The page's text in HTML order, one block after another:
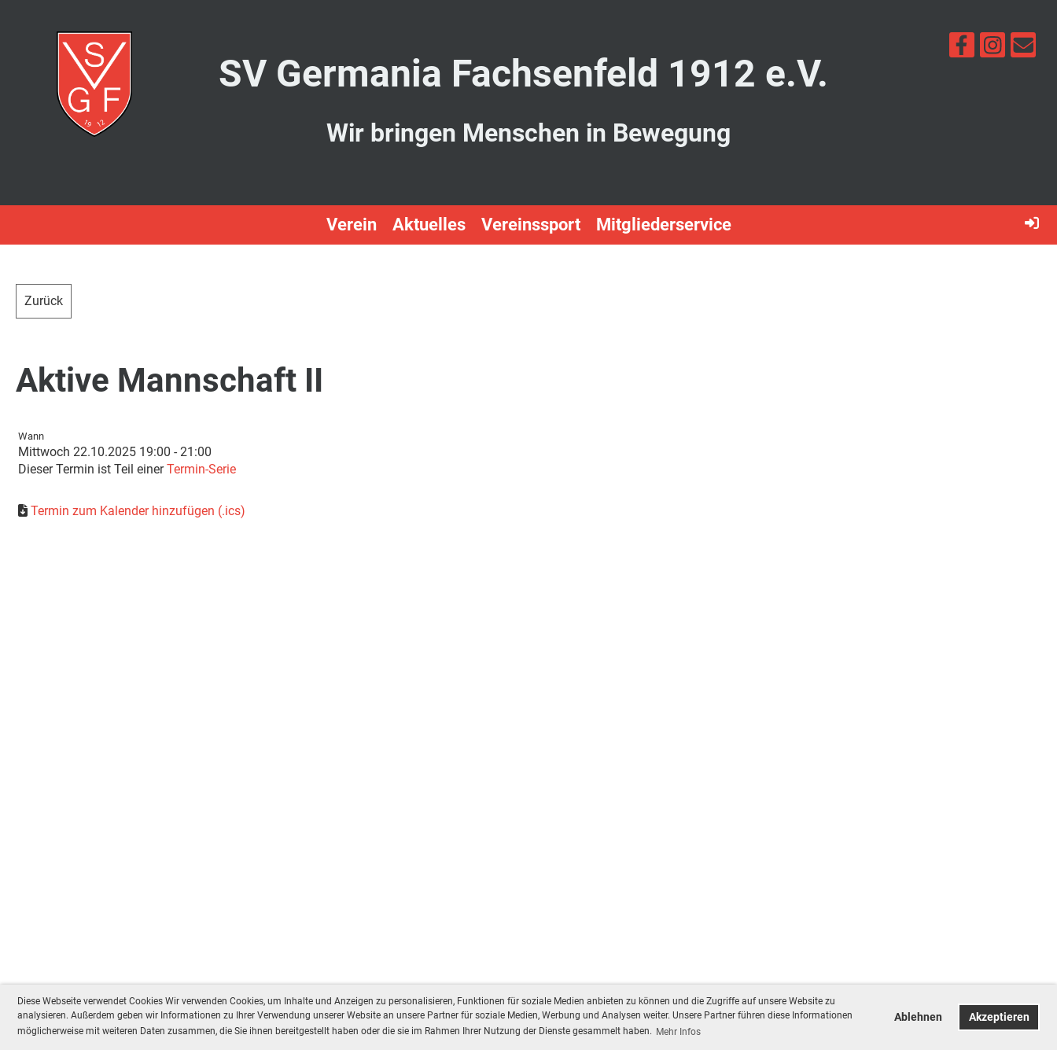
Diese Webseite verwendet Cookies Wir verwenden Cookies, um Inhalte und Anzeigen zu personalisieren, Funktionen für soziale Medien anbieten zu können und die Zugriffe auf unsere Website zu
analysieren. Außerdem geben wir Informationen zu Ihrer Verwendung unserer Website an unsere Partner für soziale Medien, Werbung und Analysen weiter. Unsere Partner führen diese Informationen
möglicherweise mit weiteren Daten zusammen, die Sie ihnen bereitgestellt haben oder die sie im Rahmen Ihrer Nutzung der Dienste gesammelt haben. Mehr Infos
Ablehnen Akzeptieren
SV Germania Fachsenfeld 1912 e.V.
Wir bringen Menschen in Bewegung
Verein Aktuelles Vereinssport Mitgliederservice
Zurück
Aktive Mannschaft II
Wann
Mittwoch 22.10.2025 19:00 - 21:00
Dieser Termin ist Teil einerTermin-Serie
Termin zum Kalender hinzufügen (.ics)